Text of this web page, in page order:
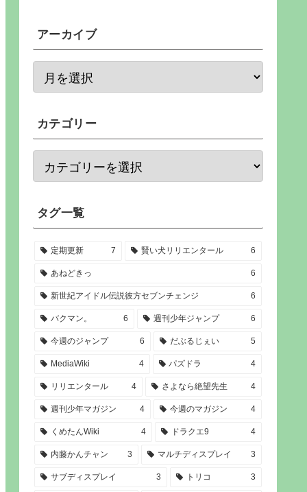
アーカイブ
カテゴリー
タグ一覧
定期更新 7 賢い犬リリエンタール 6
あねどきっ 6
新世紀アイドル伝説彼方セブンチェンジ 6
バクマン。 6 週刊少年ジャンプ 6
今週のジャンプ 6 だぶるじぇい 5
MediaWiki 4 パズドラ 4
リリエンタール 4 さよなら絶望先生 4
週刊少年マガジン 4 今週のマガジン 4
くめたんWiki 4 ドラクエ9 4
内藤かんチャン 3 マルチディスプレイ 3
サブディスプレイ 3 トリコ 3